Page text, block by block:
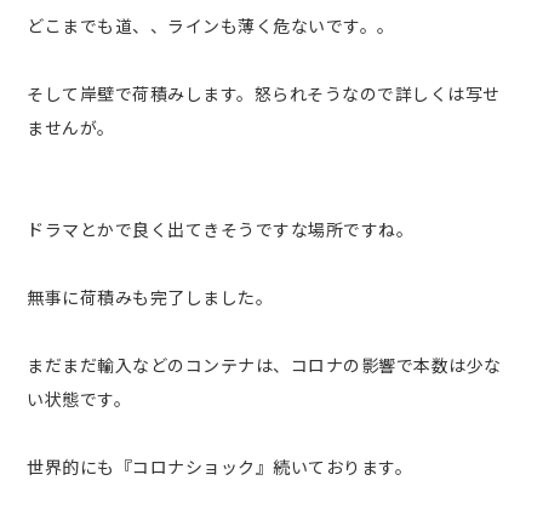
どこまでも道、、ラインも薄く危ないです。。
そして岸壁で荷積みします。怒られそうなので詳しくは写せ
ませんが。
ドラマとかで良く出てきそうですな場所ですね。
無事に荷積みも完了しました。
まだまだ輸入などのコンテナは、コロナの影響で本数は少な
い状態です。
世界的にも『コロナショック』続いております。